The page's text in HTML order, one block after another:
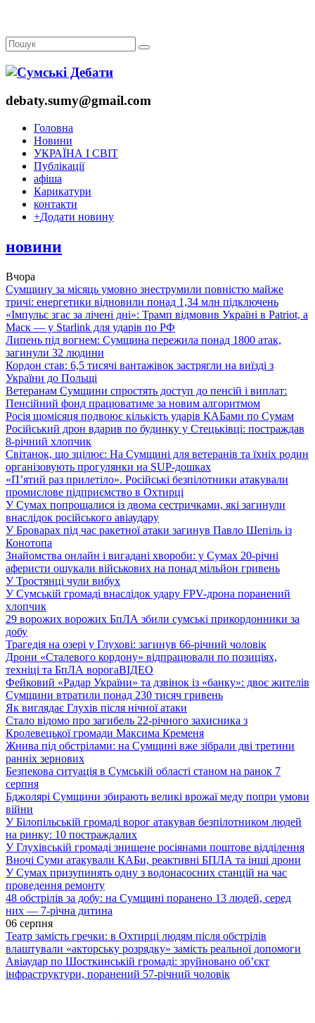
debaty.sumy@gmail.com
Головна
Новини
УКРАЇНА І СВІТ
Публікації
афіша
Карикатури
контакти
+Додати новину
новини
Вчора
Сумщину за місяць умовно знеструмили повністю майже
тричі: енергетики відновили понад 1,34 млн підключень
«Імпульс згас за лічені дні»: Трамп відмовив Україні в Patriot, а
Маск — у Starlink для ударів по РФ
Липень під вогнем: Сумщина пережила понад 1800 атак,
загинули 32 людини
Кордон став: 6,5 тисячі вантажівок застрягли на виїзді з
України до Польщі
Ветеранам Сумщини спростять доступ до пенсій і виплат:
Пенсійний фонд працюватиме за новим алгоритмом
Росія щомісяця подвоює кількість ударів КАБами по Сумам
Російський дрон вдарив по будинку у Стецьківці: постраждав
8-річний хлопчик
Світанок, що зцілює: На Сумщині для ветеранів та їхніх родин
організовують прогулянки на SUP-дошках
«П’ятий раз прилетіло». Російські безпілотники атакували
промислове підприємство в Охтирці
У Сумах попрощалися із двома сестричками, які загинули
внаслідок російського авіаудару
У Броварах під час ракетної атаки загинув Павло Шепіль із
Конотопа
Знайомства онлайн і вигадані хвороби: у Сумах 20-річні
аферисти ошукали військових на понад мільйон гривень
У Тростянці чули вибух
У Сумській громаді внаслідок удару FPV-дрона поранений
хлопчик
29 ворожих ворожих БпЛА збили сумські прикордонники за
добу
Трагедія на озері у Глухові: загинув 66-річний чоловік
Дрони «Сталевого кордону» відпрацювали по позиціях,
техніці та БпЛА ворогаВІДЕО
Фейковий «Радар України» та дзвінок із «банку»: двоє жителів
Сумщини втратили понад 230 тисяч гривень
Як виглядає Глухів після нічної атаки
Стало відомо про загибель 22-річного захисника з
Кролевецької громади Максима Кременя
Жнива під обстрілами: на Сумщині вже зібрали дві третини
ранніх зернових
Безпекова ситуація в Сумській області станом на ранок 7
серпня
Бджолярі Сумщини збирають великі врожаї меду попри умови
війни
У Білопільській громаді ворог атакував безпілотником людей
на ринку: 10 постраждалих
У Глухівській громаді знищене росіянами поштове відділення
Вночі Суми атакували КАБи, реактивні БПЛА та інші дрони
У Сумах призупинять одну з водонасосних станцій на час
проведення ремонту
48 обстрілів за добу: на Сумщині поранено 13 людей, серед
них — 7-річна дитина
06 серпня
Театр замість гречки: в Охтирці людям після обстрілів
влаштували «акторську розрядку» замість реальної допомоги
Авіаудар по Шосткинській громаді: зруйновано об’єкт
інфраструктури, поранений 57-річний чоловік